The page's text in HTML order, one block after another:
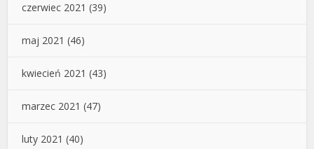
czerwiec 2021 (39)
maj 2021 (46)
kwiecień 2021 (43)
marzec 2021 (47)
luty 2021 (40)